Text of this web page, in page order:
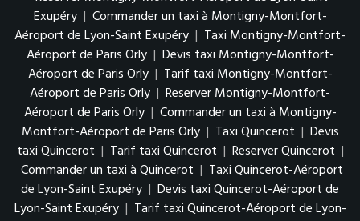
Exupéry | Commander un taxi à Montigny-Montfort-
Aéroport de Lyon-Saint Exupéry | Taxi Montigny-Montfort-
Aéroport de Paris Orly | Devis taxi Montigny-Montfort-
Aéroport de Paris Orly | Tarif taxi Montigny-Montfort-
Aéroport de Paris Orly | Reserver Montigny-Montfort-
Aéroport de Paris Orly | Commander un taxi à Montigny-
Montfort-Aéroport de Paris Orly | Taxi Quincerot | Devis
taxi Quincerot | Tarif taxi Quincerot | Reserver Quincerot |
Commander un taxi à Quincerot | Taxi Quincerot-Aéroport
de Lyon-Saint Exupéry | Devis taxi Quincerot-Aéroport de
Lyon-Saint Exupéry | Tarif taxi Quincerot-Aéroport de Lyon-